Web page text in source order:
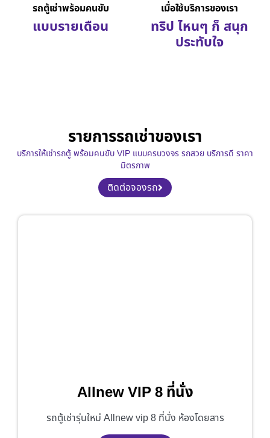
รถตู้เช่าพร้อมคนขับ
แบบรายเดือน
เมื่อใช้บริการของเรา
ทริป ไหนๆ ก็ สนุก
ประทับใจ
รายการรถเช่าของเรา
บริการให้เช่ารถตู้ พร้อมคนขับ VIP แบบครบวงจร รถสวย บริการดี ราคา
มิตรภาพ
ติดต่อจองรถ
Allnew VIP 8 ที่นั่ง
รถตู้เช่ารุ่นใหม่ Allnew vip 8 ที่นั่ง ห้องโดยสาร